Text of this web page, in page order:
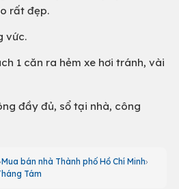
rất đẹp.
vức.
1 căn ra hẻm xe hơi tránh, vài
đầy đủ, sổ tại nhà, công
Mua bán nhà Thành phố Hồ Chí Minh
Tám